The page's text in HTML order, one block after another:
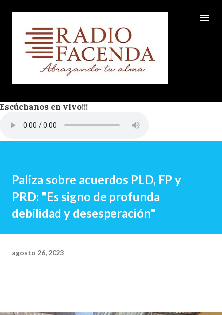
Ir al contenido principal
Escúchanos en vivo!!!
Paliza sobre acuerdos PLD, FP y
PRD: "Es signo de profunda
debilidad y desesperación"
agosto 26, 2023